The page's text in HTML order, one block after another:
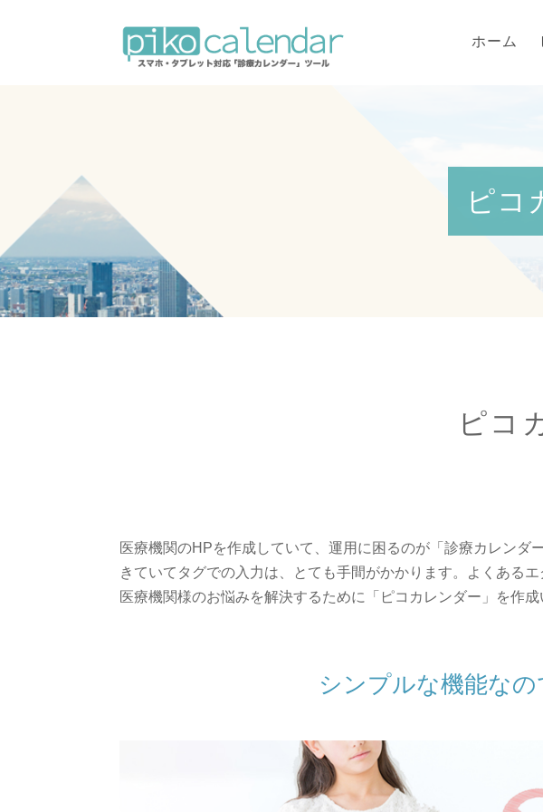
ホーム
ピコ
ピコ
医療機関のHPを作成していて、運用に困るのが「診療カレン
きていてタグでの入力は、とても手間がかかります。よくある
医療機関様のお悩みを解決するために「ピコカレンダー」を作成
シンプルな機能な